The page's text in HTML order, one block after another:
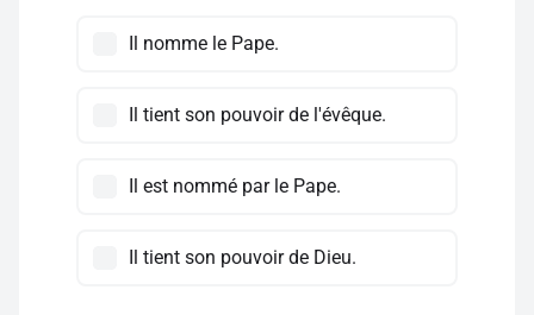
Il nomme le Pape.
Il tient son pouvoir de l'évêque.
Il est nommé par le Pape.
Il tient son pouvoir de Dieu.